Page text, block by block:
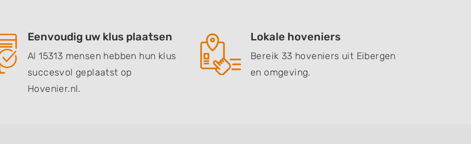
Eenvoudig uw klus plaatsen
Al 15313 mensen hebben hun klus
succesvol geplaatst op
Hovenier.nl.
Lokale hoveniers
Bereik 33 hoveniers uit Eibergen
en omgeving.